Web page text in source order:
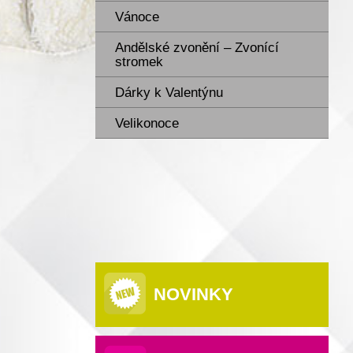
Vánoce
Andělské zvonění – Zvonící
stromek
Dárky k Valentýnu
Velikonoce
NOVINKY